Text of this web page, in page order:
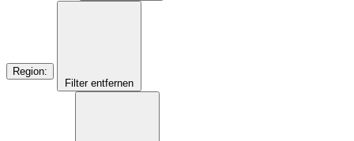
Region:
Filter entfernen